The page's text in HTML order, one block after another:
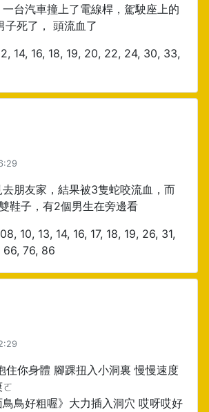
一台汽車撞上了電線桿，駕駛座上的
子死了， 頭流血了
14, 16, 18, 19, 20, 22, 24, 30, 33,
朋友家，結果被3隻蛇咬流血，而
鞋子，有2個男生在旁邊看
10, 13, 14, 16, 17, 18, 19, 26, 31,
76, 86
住你身體 腳踝扭入小洞裏 慢慢速度
鳥鳥好粗喔》大力插入洞穴 哎呀哎好